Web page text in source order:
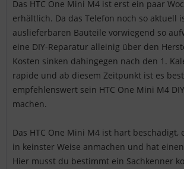
Das HTC One Mini M4 ist erst ein paar
erhältlich. Da das Telefon noch so aktuell
auslieferbaren Bauteile vorwiegend so
eine DIY-Reparatur alleinig über den
Kosten sinken dahingegen nach den 1.
rapide und ab diesem Zeitpunkt ist es
empfehlenswert sein HTC One Mini M4
machen.
Das HTC One Mini M4 ist hart beschädigt,
in keinster Weise anmachen und hat
Hier musst du bestimmt ein Sachkenner